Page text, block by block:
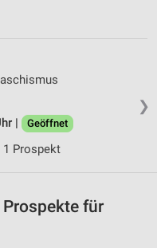
❯
|
Geöffnet
1 Prospekt
für
oder
Angebote